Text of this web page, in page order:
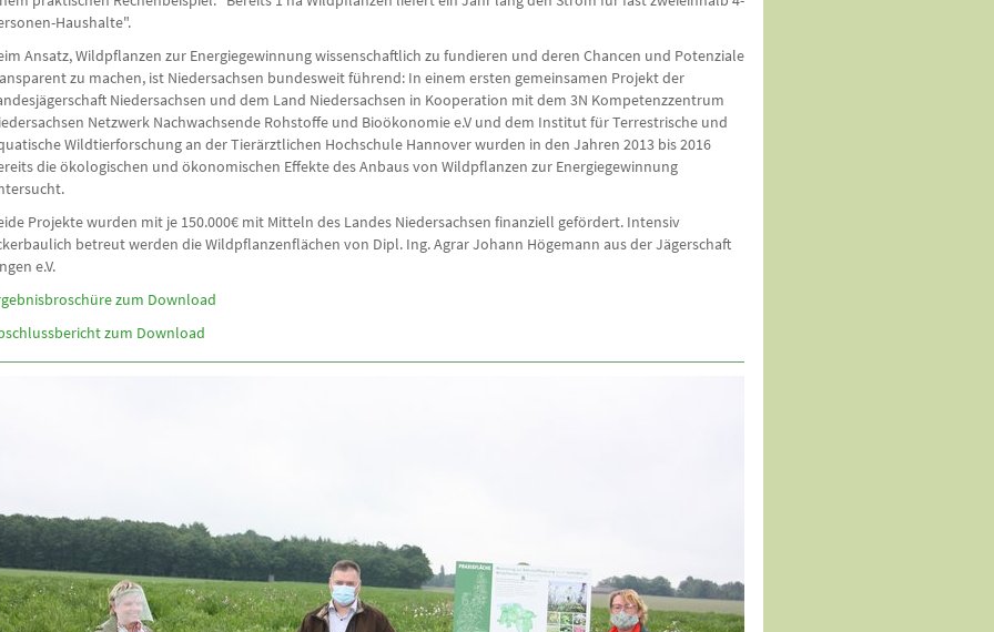
Haushalte".
Ansatz, Wildpflanzen zur Energiegewinnung wissenschaftlich zu fundieren und deren Chancen und Potenziale
zu machen, ist Niedersachsen bundesweit führend: In einem ersten gemeinsamen Projekt der
Niedersachsen und dem Land Niedersachsen in Kooperation mit dem 3N Kompetenzzentrum
Netzwerk Nachwachsende Rohstoffe und Bioökonomie e.V und dem Institut für Terrestrische und
Wildtierforschung an der Tierärztlichen Hochschule Hannover wurden in den Jahren 2013 bis 2016
die ökologischen und ökonomischen Effekte des Anbaus von Wildpflanzen zur Energiegewinnung
Projekte wurden mit je 150.000€ mit Mitteln des Landes Niedersachsen finanziell gefördert. Intensiv
betreut werden die Wildpflanzenflächen von Dipl. Ing. Agrar Johann Högemann aus der Jägerschaft
e.V.
zum Download
zum Download